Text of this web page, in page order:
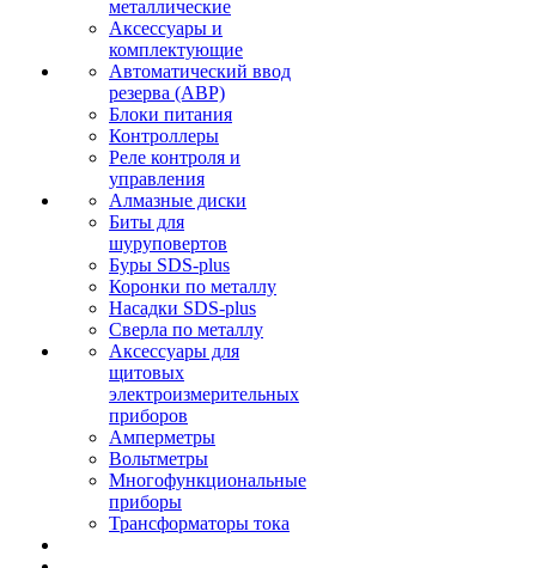
металлические
Аксессуары и
комплектующие
Автоматический ввод
резерва (АВР)
Блоки питания
Контроллеры
Реле контроля и
управления
Алмазные диски
Биты для
шуруповертов
Буры SDS-plus
Коронки по металлу
Насадки SDS-plus
Сверла по металлу
Аксессуары для
щитовых
электроизмерительных
приборов
Амперметры
Вольтметры
Многофункциональные
приборы
Трансформаторы тока